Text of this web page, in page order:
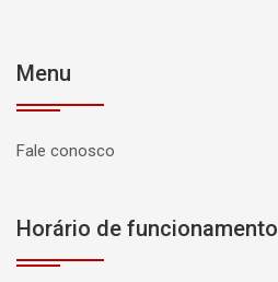
Menu
Fale conosco
Horário de funcionamento